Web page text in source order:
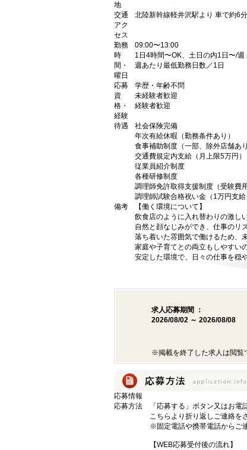
地
交通
アク
セス
北陸新幹線軽井沢駅より 車で約6分
勤務
時
間・
曜日
09:00〜13:00
1日4時間〜OK、土日の内1日〜/週
週あたり最低勤務日数／1日
応募
資
格・
経験
学歴・年齢不問
未経験者歓迎
経験者歓迎
待遇
社会保険完備
年次有給休暇（勤務条件あり）
食事補助制度（一部、除外店舗あり
交通費規定内支給（月上限5万円）
従業員紹介制度
各種研修制度
調理師免許取得支援制度（受験費
調理師試験合格祝い金（1万円支給
備考
【働く環境について】
飲食店のように入れ替わりの激し
自然と顔なじみができ、仕事のリ
落ち着いた雰囲気で働けるため、
家庭や子育てとの両立もしやすい
安定した環境で、日々の仕事を穏
求人応募期間 ：
2026/08/02 ～ 2026/08/08
※掲載を終了した求人は閲覧
応募情報
応募方法
「応募する」ボタン又はお電
こちらより折り返しご連絡を
※固定電話や携帯電話からご
【WEB応募受付後の流れ】